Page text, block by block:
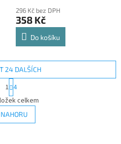
296 Kč bez DPH
358 Kč
Do košíku
O
v
l
á
24 DALŠÍCH
t
r
á
n
k
1 4
celkem
NAHORU